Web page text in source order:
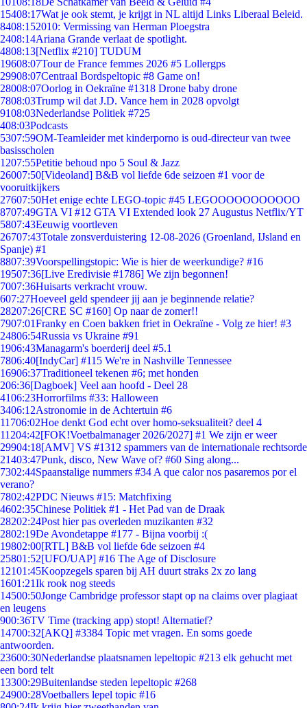
15408:17Wat je ook stemt, je krijgt in NL altijd Links Liberaal Beleid.
8408:152010: Vermissing van Herman Ploegstra
2408:14Ariana Grande verlaat de spotlight.
4808:13[Netflix #210] TUDUM
19608:07Tour de France femmes 2026 #5 Lollergps
29908:07Centraal Bordspeltopic #8 Game on!
28008:07Oorlog in Oekraïne #1318 Drone baby drone
7808:03Trump wil dat J.D. Vance hem in 2028 opvolgt
9108:03Nederlandse Politiek #725
408:03Podcasts
5307:59OM-Teamleider met kinderporno is oud-directeur van twee
basisscholen
1207:55Petitie behoud npo 5 Soul & Jazz
26007:50[Videoland] B&B vol liefde 6de seizoen #1 voor de
vooruitkijkers
27607:50Het enige echte LEGO-topic #45 LEGOOOOOOOOOOO
8707:49GTA VI #12 GTA VI Extended look 27 Augustus Netflix/YT
5807:43Eeuwig voortleven
26707:43Totale zonsverduistering 12-08-2026 (Groenland, IJsland en
Spanje) #1
8807:39Voorspellingstopic: Wie is hier de weerkundige? #16
19507:36[Live Eredivisie #1786] We zijn begonnen!
7007:36Huisarts verkracht vrouw.
607:27Hoeveel geld spendeer jij aan je beginnende relatie?
28207:26[CRE SC #160] Op naar de zomer!!
7907:01Franky en Coen bakken friet in Oekraïne - Volg ze hier! #3
24806:54Russia vs Ukraine #91
1906:43Managarm's boerderij deel #5.1
7806:40[IndyCar] #115 We're in Nashville Tennessee
16906:37Traditioneel tekenen #6; met honden
206:36[Dagboek] Veel aan hoofd - Deel 28
4106:23Horrorfilms #33: Halloween
3406:12Astronomie in de Achtertuin #6
11706:02Hoe denkt God echt over homo-seksualiteit? deel 4
11204:42[FOK!Voetbalmanager 2026/2027] #1 We zijn er weer
29904:18[AMV] VS #1312 spammers van de internationale rechtsorde
21403:47Punk, disco, New Wave of? #60 Sing along...
7302:44Spaanstalige nummers #34 A que calor nos pasaremos por el
verano?
7802:42PDC Nieuws #15: Matchfixing
4602:35Chinese Politiek #1 - Het Pad van de Draak
28202:24Post hier pas overleden muzikanten #32
2802:19De Avondetappe #177 - Bijna voorbij :(
19802:00[RTL] B&B vol liefde 6de seizoen #4
25801:52[UFO/UAP] #16 The Age of Disclosure
12101:45Koopzegels sparen bij AH duurt straks 2x zo lang
1601:21Ik rook nog steeds
14500:50Jonge Cambridge professor stapt op na claims over plagiaat
en leugens
900:36TV Time (tracking app) stopt! Alternatief?
14700:32[AKQ] #3384 Topic met vragen. En soms goede
antwoorden.
23600:30Nederlandse plaatsnamen lepeltopic #213 elk gehucht met
een bord telt
13300:29Buitenlandse steden lepeltopic #268
24900:28Voetballers lepel topic #16